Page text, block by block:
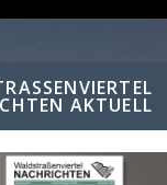
N
AKTUELL